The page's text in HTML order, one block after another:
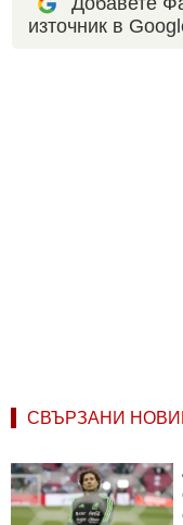
източник в
СВЪРЗАНИ